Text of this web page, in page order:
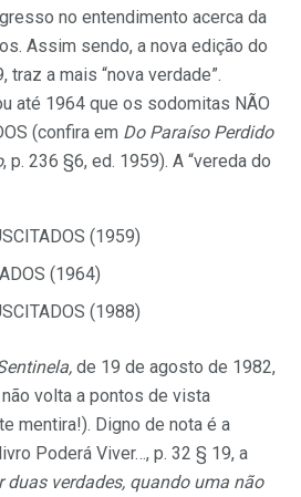
no entendimento acerca da
Assim sendo, a nova edição do
traz a mais “nova verdade”.
até 1964 que os sodomitas NÃO
(confira em Do Paraíso Perdido
, p. 236 §6, ed. 1959). A “vereda do
(1959)
(1964)
(1988)
de 19 de agosto de 1982,
volta a pontos de vista
mentira!). Digno de nota é a
Poderá Viver…, p. 32 § 19, a
duas verdades, quando uma não